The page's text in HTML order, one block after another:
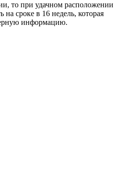
то при удачном расположении
сроке в 16 недель, которая
информацию.